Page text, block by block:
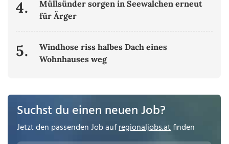
4.
Müllsünder sorgen in Seewalchen erneut
für Ärger
5.
Windhose riss halbes Dach eines
Wohnhauses weg
Suchst du einen neuen Job?
Jetzt den passenden Job aufregionaljobs.atfinden